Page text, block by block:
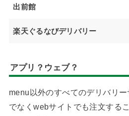
出前館
楽天ぐるなびデリバリー
アプリ？ウェブ？
menu以外のすべてのデリバリ
でなくwebサイトでも注文する